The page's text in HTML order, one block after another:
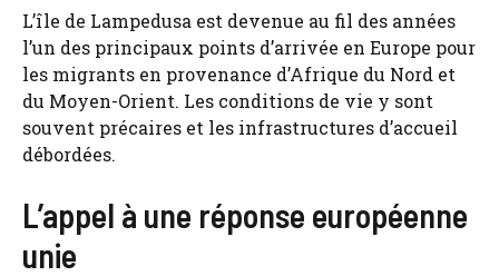
L’île de Lampedusa est devenue au fil des années
l’un des principaux points d’arrivée en Europe pour
les migrants en provenance d’Afrique du Nord et
du Moyen-Orient. Les conditions de vie y sont
souvent précaires et les infrastructures d’accueil
débordées.
L’appel à une réponse européenne
unie